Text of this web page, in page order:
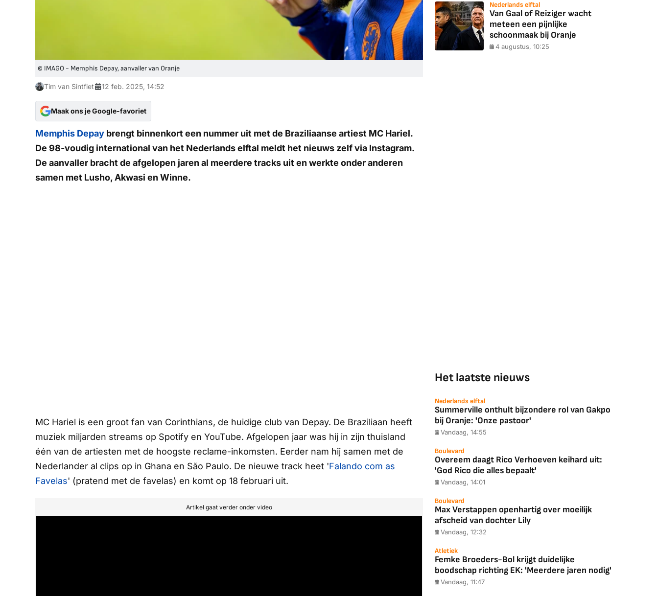
© IMAGO - Memphis Depay, aanvaller van Oranje
Tim van Sintfiet 12 feb. 2025, 14:52
Maak ons je Google-favoriet
Memphis Depay brengt binnenkort een nummer uit met de Braziliaanse artiest MC Hariel.
De 98-voudig international van het Nederlands elftal meldt het nieuws zelf via Instagram.
De aanvaller bracht de afgelopen jaren al meerdere tracks uit en werkte onder anderen
samen met Lusho, Akwasi en Winne.
MC Hariel is een groot fan van Corinthians, de huidige club van Depay. De Braziliaan heeft
muziek miljarden streams op Spotify en YouTube. Afgelopen jaar was hij in zijn thuisland
één van de artiesten met de hoogste reclame-inkomsten. Eerder nam hij samen met de
Nederlander al clips op in Ghana en São Paulo. De nieuwe track heet 'Falando com as
Favelas' (pratend met de favelas) en komt op 18 februari uit.
Artikel gaat verder onder video
Nederlands elftal
Van Gaal of Reiziger wacht
meteen een pijnlijke
schoonmaak bij Oranje
4 augustus, 10:25
Het laatste nieuws
Nederlands elftal
Summerville onthult bijzondere rol van Gakpo
bij Oranje: 'Onze pastoor'
Vandaag, 14:55
Boulevard
Overeem daagt Rico Verhoeven keihard uit:
'God Rico die alles bepaalt'
Vandaag, 14:01
Boulevard
Max Verstappen openhartig over moeilijk
afscheid van dochter Lily
Vandaag, 12:32
Atletiek
Femke Broeders-Bol krijgt duidelijke
boodschap richting EK: 'Meerdere jaren nodig'
Vandaag, 11:47